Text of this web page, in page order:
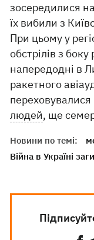
зосередилися
їх вибили з
При цьому у
обстрілів з боку
напередодні в
ракетного
переховувалися
людей, ще
Новини по темі:
Війна в Україні